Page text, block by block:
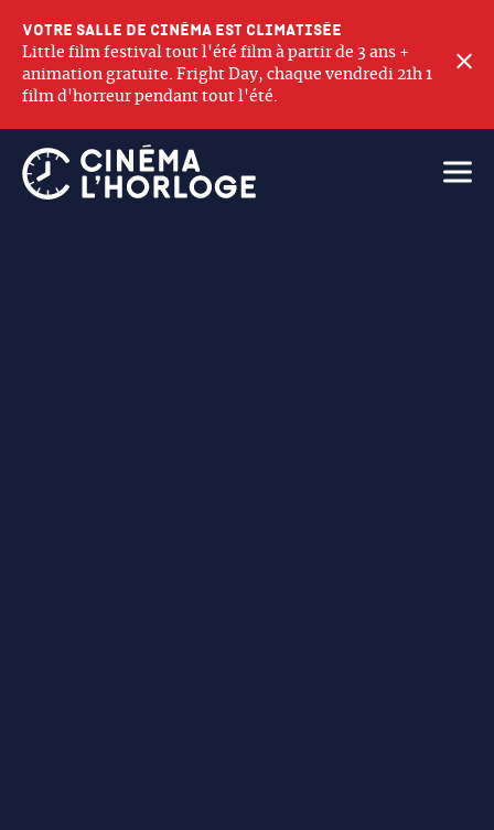
Votre salle de cinéma est climatisée
Little film festival tout l'été film à partir de 3 ans +
animation gratuite. Fright Day, chaque vendredi 21h 1
film d'horreur pendant tout l'été.